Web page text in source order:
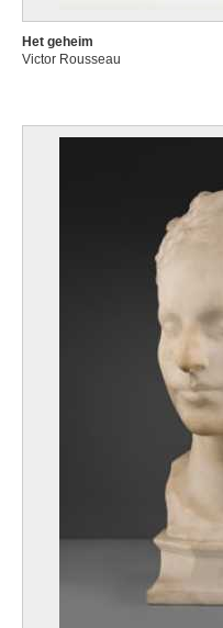
Het geheim
Victor Rousseau